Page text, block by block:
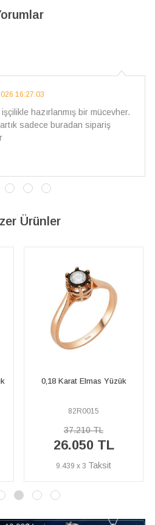
16:27:03
hazırlanmış bir mücevher.
sadece buradan sipariş
Ürünler
0,18 Karat Elmas Yüzük
82R0015
37.210 TL
26.050 TL
9.439 x 3